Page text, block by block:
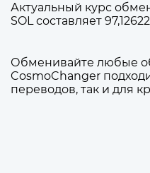
Актуальный курс
SOL составляет
Обменивайте любые
CosmoChanger
переводов, так и для